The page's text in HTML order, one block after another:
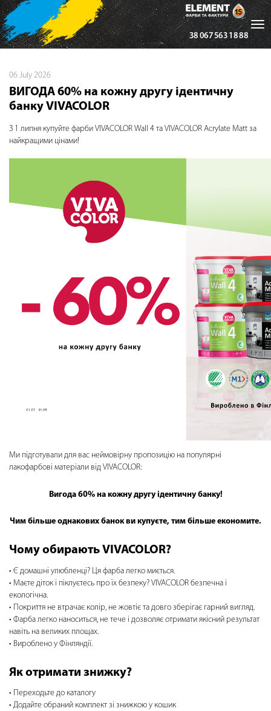
38 067 563 18 88
06 July 2026
ВИГОДА 60% на кожну другу ідентичну
банку VIVACOLOR
З 1 липня купуйте фарби VIVACOLOR Wall 4 та VIVACOLOR Acrylate Matt за
найкращими цінами!
Ми підготували для вас неймовірну пропозицію на популярні
лакофарбові матеріали від VIVACOLOR:
Вигода 60% на кожну другу ідентичну банку!
Чим більше однакових банок ви купуєте, тим більше економите.
Чому обирають VIVACOLOR?
Є домашні улюбленці? Ця фарба легко миється.
Маєте діток і піклуєтесь про їх безпеку? VIVACOLOR безпечна і
екологічна.
Покриття не втрачає колір, не жовтіє та довго зберігає гарний вигляд.
Фарба легко наноситься, не тече і дозволяє отримати якісний результат
навіть на великих площах.
Вироблено у Фінляндії.
Як отримати знижку?
Переходьте до каталогу
Додайте обраний комплект зі знижкою у кошик